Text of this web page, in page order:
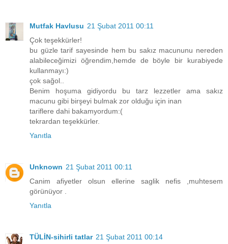
Mutfak Havlusu 21 Şubat 2011 00:11
Çok teşekkürler!
bu güzle tarif sayesinde hem bu sakız macununu nereden
alabileceğimizi öğrendim,hemde de böyle bir kurabiyede
kullanmayı:)
çok sağol..
Benim hoşuma gidiyordu bu tarz lezzetler ama sakız
macunu gibi birşeyi bulmak zor olduğu için inan
tariflere dahi bakamyordum:(
tekrardan teşekkürler.
Yanıtla
Unknown 21 Şubat 2011 00:11
Canim afiyetler olsun ellerine saglik nefis ,muhtesem
görünüyor .
Yanıtla
TÜLİN-sihirli tatlar 21 Şubat 2011 00:14